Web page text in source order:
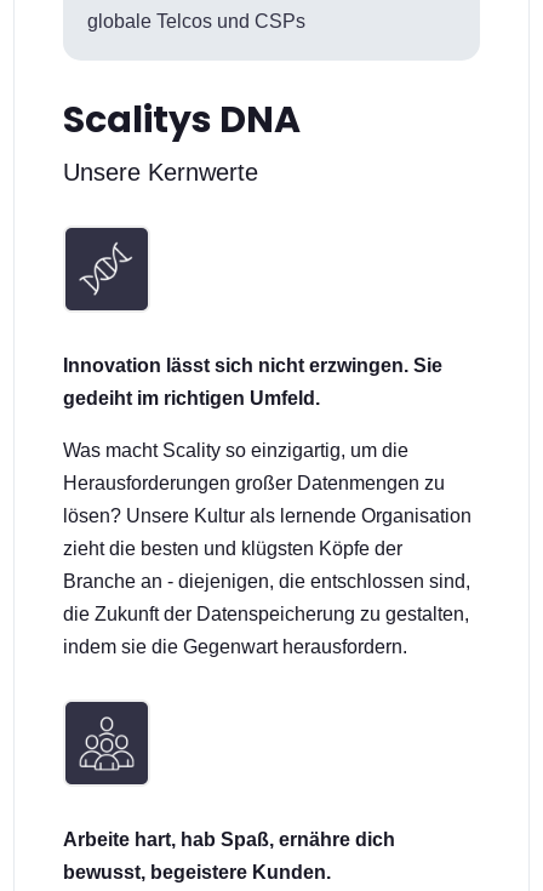
globale Telcos und CSPs
Scalitys DNA
Unsere Kernwerte
Innovation lässt sich nicht erzwingen. Sie
gedeiht im richtigen Umfeld.
Was macht Scality so einzigartig, um die
Herausforderungen großer Datenmengen zu
lösen? Unsere Kultur als lernende Organisation
zieht die besten und klügsten Köpfe der
Branche an - diejenigen, die entschlossen sind,
die Zukunft der Datenspeicherung zu gestalten,
indem sie die Gegenwart herausfordern.
Arbeite hart, hab Spaß, ernähre dich
bewusst, begeistere Kunden.